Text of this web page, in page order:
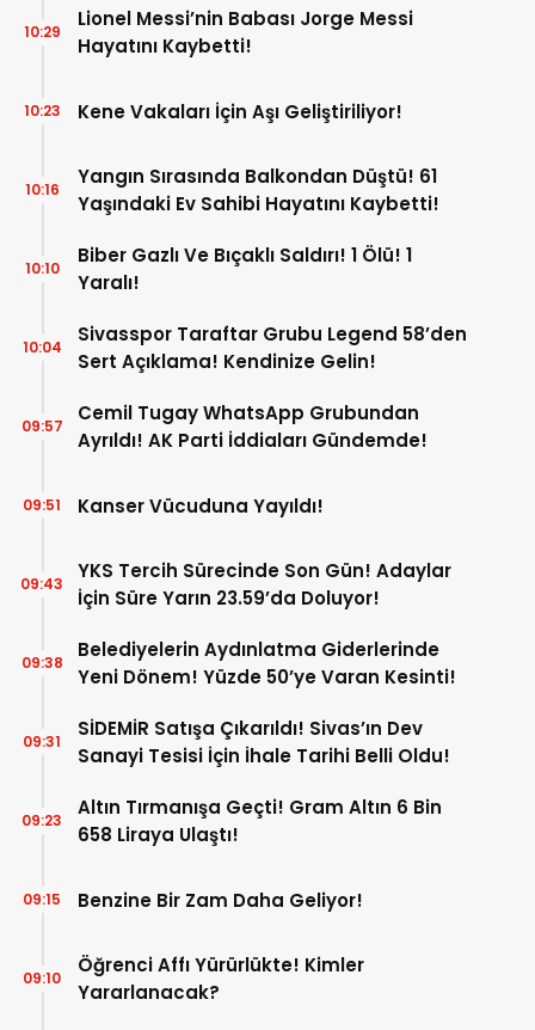
Lionel Messi’nin Babası Jorge Messi
Hayatını Kaybetti!
10:29
Kene Vakaları İçin Aşı Geliştiriliyor!
10:23
Yangın Sırasında Balkondan Düştü! 61
Yaşındaki Ev Sahibi Hayatını Kaybetti!
10:16
Biber Gazlı Ve Bıçaklı Saldırı! 1 Ölü! 1
Yaralı!
10:10
Sivasspor Taraftar Grubu Legend 58’den
Sert Açıklama! Kendinize Gelin!
10:04
Cemil Tugay WhatsApp Grubundan
Ayrıldı! AK Parti İddiaları Gündemde!
09:57
Kanser Vücuduna Yayıldı!
09:51
YKS Tercih Sürecinde Son Gün! Adaylar
İçin Süre Yarın 23.59’da Doluyor!
09:43
Belediyelerin Aydınlatma Giderlerinde
Yeni Dönem! Yüzde 50’ye Varan Kesinti!
09:38
SİDEMİR Satışa Çıkarıldı! Sivas’ın Dev
Sanayi Tesisi İçin İhale Tarihi Belli Oldu!
09:31
Altın Tırmanışa Geçti! Gram Altın 6 Bin
658 Liraya Ulaştı!
09:23
Benzine Bir Zam Daha Geliyor!
09:15
Öğrenci Affı Yürürlükte! Kimler
Yararlanacak?
09:10